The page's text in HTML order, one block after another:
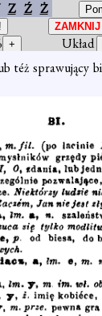
Z Ź Ż
Układ
téż sprawujący